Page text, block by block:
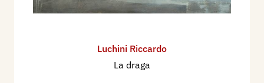
Luchini Riccardo
La draga